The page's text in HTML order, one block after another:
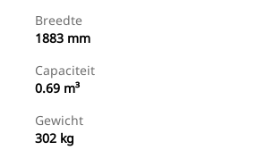
Breedte
1883 mm
Capaciteit
0.69 m³
Gewicht
302 kg